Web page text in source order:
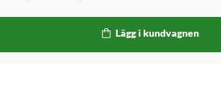
Lägg i kundvagnen